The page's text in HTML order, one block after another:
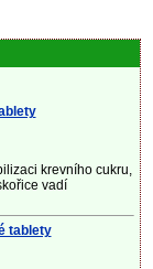
krevního cukru,
vadí
tablety